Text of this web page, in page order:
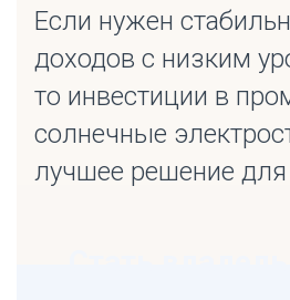
Если нужен
доходов с низким
то инвестиции в
солнечные
лучшее решение для